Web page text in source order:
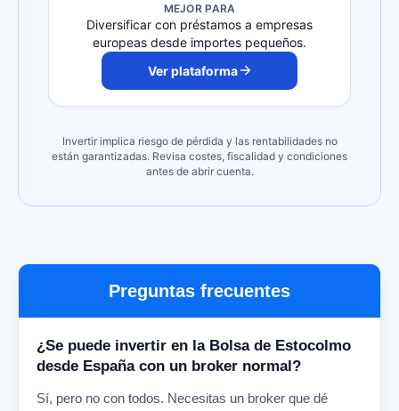
MEJOR PARA
Diversificar con préstamos a empresas
europeas desde importes pequeños.
Ver plataforma
Invertir implica riesgo de pérdida y las rentabilidades no
están garantizadas. Revisa costes, fiscalidad y condiciones
antes de abrir cuenta.
Preguntas frecuentes
¿Se puede invertir en la Bolsa de Estocolmo
desde España con un broker normal?
Sí, pero no con todos. Necesitas un broker que dé